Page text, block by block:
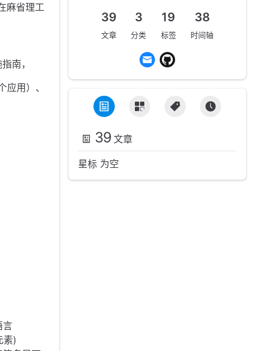
麻省理工
南，
用）、
言
素)
39
文章
3
分类
19
标签
38
时间轴
39 文章
星标 为空